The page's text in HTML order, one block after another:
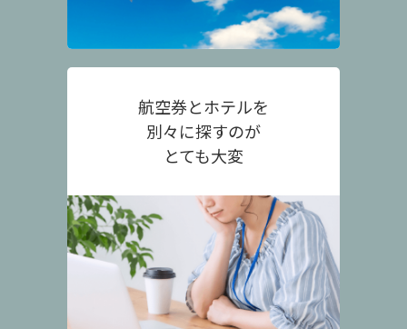
航空券とホテルを
別々に探すのが
とても大変